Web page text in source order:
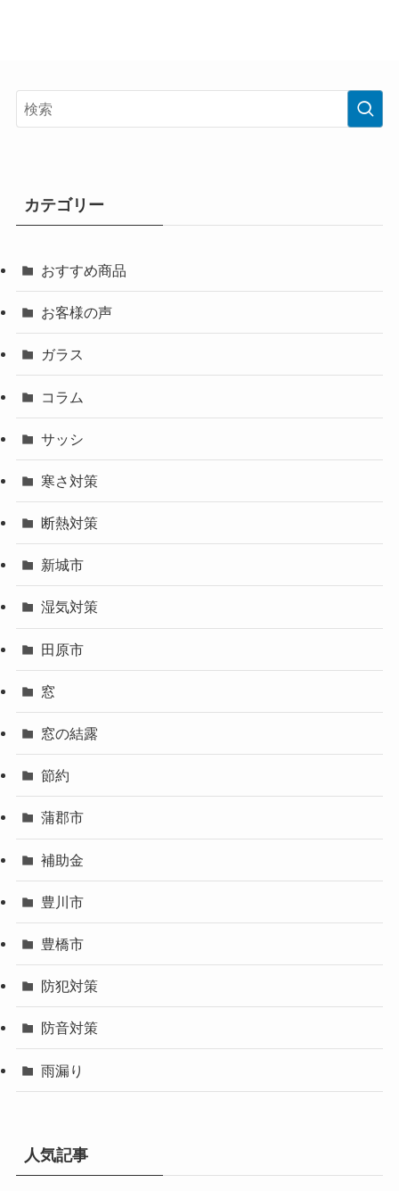
カテゴリー
おすすめ商品
お客様の声
ガラス
コラム
サッシ
寒さ対策
断熱対策
新城市
湿気対策
田原市
窓
窓の結露
節約
蒲郡市
補助金
豊川市
豊橋市
防犯対策
防音対策
雨漏り
人気記事